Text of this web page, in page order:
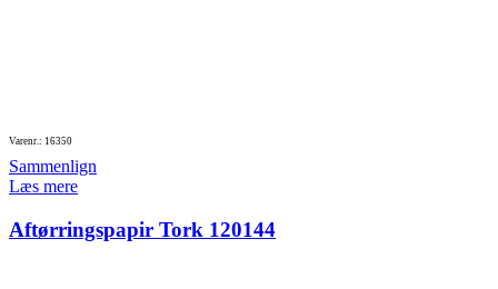
Varenr.: 16350
Sammenlign
Læs mere
Aftørringspapir Tork 120144